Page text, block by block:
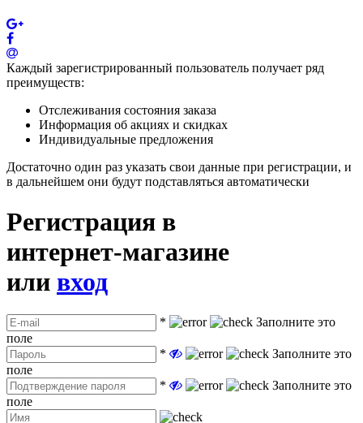
Каждый зарегистрированный пользователь получает ряд
преимуществ:
Отслеживания состояния заказа
Информация об акциях и скидках
Индивидуальные предложения
Достаточно один раз указать свои данные при регистрации, и
в дальнейшем они будут подставляться автоматически
Регистрация в
интернет-магазине
или вход
*
Заполните это
поле
*
Заполните это
поле
*
Заполните это
поле